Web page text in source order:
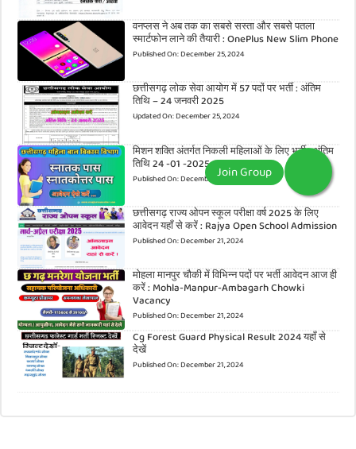
वनप्लस ने अब तक का सबसे सस्ता और सबसे पतला
स्मार्टफोन लाने की तैयारी : OnePlus New Slim Phone
Published On:December 25, 2024
छत्तीसगढ़ लोक सेवा आयोग में 57 पदों पर भर्ती : अंतिम
तिथि – 24 जनवरी 2025
Updated On:December 25, 2024
मिशन शक्ति अंतर्गत निकली महिलाओं के लिए भर्ती : अंतिम
तिथि 24 -01 -2025
Published On:December 24, 2024
छत्तीसगढ़ राज्य ओपन स्कूल परीक्षा वर्ष 2025 के लिए
आवेदन यहाँ से करें : Rajya Open School Admission
Published On:December 21, 2024
मोहला मानपुर चौकी में विभिन्न पदों पर भर्ती आवेदन आज ही
करें : Mohla-Manpur-Ambagarh Chowki
Vacancy
Published On:December 21, 2024
Cg Forest Guard Physical Result 2024 यहाँ से
देखें
Published On:December 21, 2024